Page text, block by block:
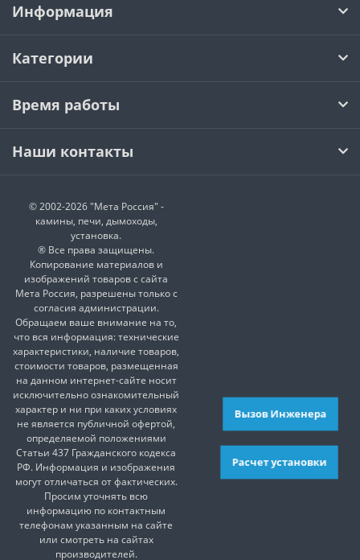
Информация
Категории
Время работы
Наши контакты
© 2002-2026 "Мета Россия" -
камины, печи, дымоходы,
установка.
® Все права защищены.
Копирование материалов и
изображений товаров с сайта
Мета Россия, разрешены только с
согласия администрации.
Обращаем ваше внимание на то,
что вся информация: технические
характеристики, наличие товаров,
стоимости товаров, размещенная
на данном интернет-сайте носит
исключительно ознакомительный
характер и ни при каких условиях
не является публичной офертой,
определяемой положениями
Статьи 437 Гражданского кодекса
РФ. Информация и изображения
могут отличаться от фактических.
Просим уточнять всю
информацию по контактным
телефонам указанным на сайте
или смотреть на сайтах
производителей.
Расчет установки
Вызов Инженера